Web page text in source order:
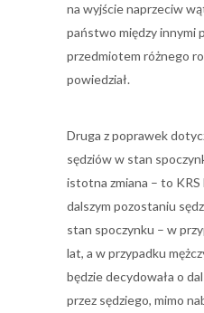
na wyjście naprzeciw
państwo między innymi
przedmiotem różnego
powiedział.
Druga z poprawek
sędziów w stan
istotna zmiana – to
dalszym pozostaniu
stan spoczynku – w
lat, a w przypadku
będzie decydowała o
przez sędziego, mimo